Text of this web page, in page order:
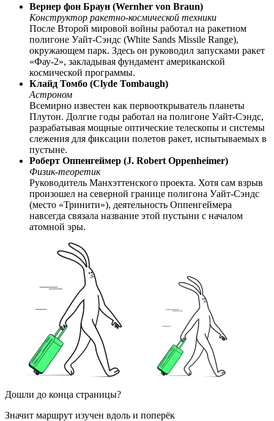
Вернер фон Браун (Wernher von Braun)
Конструктор ракетно-космической техники
После Второй мировой войны работал на ракетном
полигоне Уайт-Сэндс (White Sands Missile Range),
окружающем парк. Здесь он руководил запусками ракет
«Фау-2», закладывая фундамент американской
космической программы.
Клайд Томбо (Clyde Tombaugh)
Астроном
Всемирно известен как первооткрыватель планеты
Плутон. Долгие годы работал на полигоне Уайт-Сэндс,
разрабатывая мощные оптические телескопы и системы
слежения для фиксации полетов ракет, испытываемых в
пустыне.
Роберт Оппенгеймер (J. Robert Oppenheimer)
Физик-теоретик
Руководитель Манхэттенского проекта. Хотя сам взрыв
произошел на северной границе полигона Уайт-Сэндс
(место «Тринити»), деятельность Оппенгеймера
навсегда связала название этой пустыни с началом
атомной эры.
Дошли до конца страницы?
Значит маршрут изучен вдоль и поперёк